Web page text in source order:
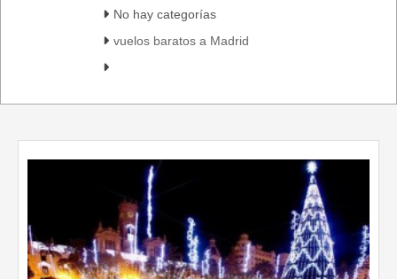
No hay categorías
vuelos baratos a Madrid